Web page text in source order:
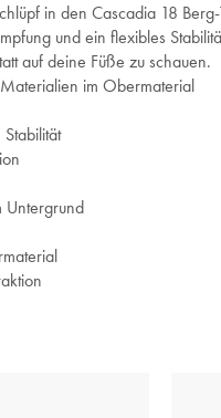
in den Cascadia 18
und ein flexibles
auf deine Füße zu schauen.
im Obermaterial
Untergrund